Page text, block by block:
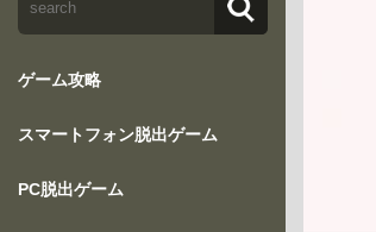
ゲーム攻略
スマートフォン脱出ゲーム
PC脱出ゲーム